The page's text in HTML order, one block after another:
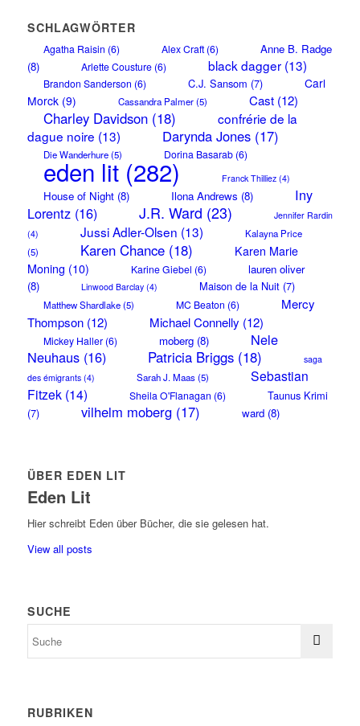
SCHLAGWÖRTER
Agatha Raisin (6) Alex Craft(6)
Anne B. Radge
(8)
Arlette Cousture(6) black dagger(13)
Brandon Sanderson (6) C.J. Sansom (7)
Carl
Morck(9) Cassandra Palmer(5) Cast(12)
Charley Davidson(18)
confrérie de la
dague noire (13) Darynda Jones(17)
Die Wanderhure(5) Dorina Basarab(6)
eden lit(282) Franck Thilliez(4)
House of Night(8) Ilona Andrews (8)
Iny
Lorentz(16) J.R. Ward (23)
Jennifer Rardin
(4)
Jussi Adler-Olsen (13)
Kalayna Price
(5)
Karen Chance(18)
Karen Marie
Moning (10) Karine Giebel (6)
lauren oliver
(8)
Linwood Barclay(4) Maison de la Nuit(7)
Matthew Shardlake(5) MC Beaton (6)
Mercy
Thompson(12) Michael Connelly (12)
Mickey Haller(6) moberg(8)
Nele
Neuhaus(16) Patricia Briggs(18)
saga
des émigrants(4) Sarah J. Maas(5)
Sebastian
Fitzek(14) Sheila O'Flanagan (6)
Taunus Krimi
(7)
vilhelm moberg(17) ward(8)
ÜBER EDEN LIT
Eden Lit
Hier schreibt Eden über Bücher, die sie gelesen hat.
View all posts
SUCHE
RUBRIKEN